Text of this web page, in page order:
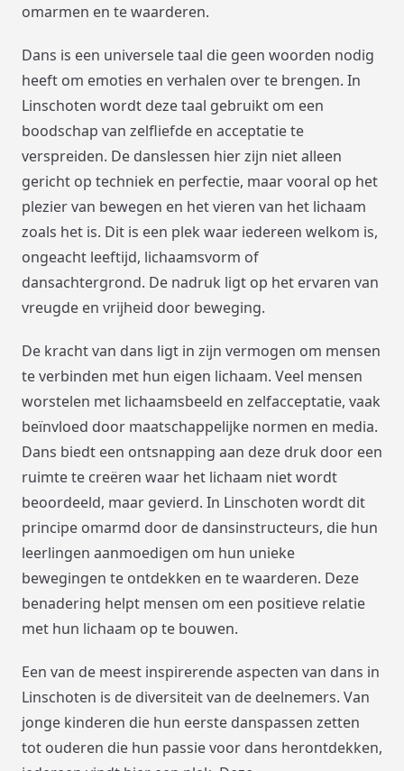
omarmen en te waarderen.
Dans is een universele taal die geen woorden nodig
heeft om emoties en verhalen over te brengen. In
Linschoten wordt deze taal gebruikt om een
boodschap van zelfliefde en acceptatie te
verspreiden. De danslessen hier zijn niet alleen
gericht op techniek en perfectie, maar vooral op het
plezier van bewegen en het vieren van het lichaam
zoals het is. Dit is een plek waar iedereen welkom is,
ongeacht leeftijd, lichaamsvorm of
dansachtergrond. De nadruk ligt op het ervaren van
vreugde en vrijheid door beweging.
De kracht van dans ligt in zijn vermogen om mensen
te verbinden met hun eigen lichaam. Veel mensen
worstelen met lichaamsbeeld en zelfacceptatie, vaak
beïnvloed door maatschappelijke normen en media.
Dans biedt een ontsnapping aan deze druk door een
ruimte te creëren waar het lichaam niet wordt
beoordeeld, maar gevierd. In Linschoten wordt dit
principe omarmd door de dansinstructeurs, die hun
leerlingen aanmoedigen om hun unieke
bewegingen te ontdekken en te waarderen. Deze
benadering helpt mensen om een positieve relatie
met hun lichaam op te bouwen.
Een van de meest inspirerende aspecten van dans in
Linschoten is de diversiteit van de deelnemers. Van
jonge kinderen die hun eerste danspassen zetten
tot ouderen die hun passie voor dans herontdekken,